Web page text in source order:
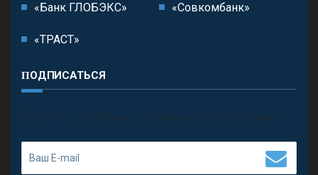
«Банк ГЛОБЭКС» «Совкомбанк»
«ТРАСТ»
ПОДПИСАТЬСЯ
П олучить последние обновления и предложения.